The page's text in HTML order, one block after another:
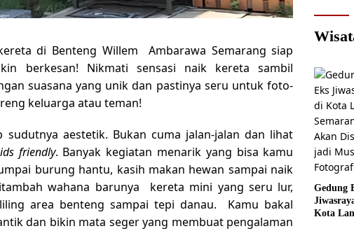
di Benteng Willem Ambarawa Semarang siap
berkesan! Nikmati sensasi naik kereta sambil
suasana yang unik dan pastinya seru untuk foto-
keluarga atau teman!
sudutnya aestetik. Bukan cuma jalan-jalan dan lihat
friendly. Banyak kegiatan menarik yang bisa kamu
burung hantu, kasih makan hewan sampai naik
wahana barunya kereta mini yang seru lur,
area benteng sampai tepi danau. Kamu bakal
dan bikin mata seger yang membuat pengalaman
Gedung
Kota